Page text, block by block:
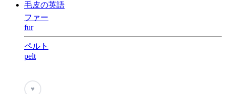
毛皮の英語
ファー
fur
ペルト
pelt
♥